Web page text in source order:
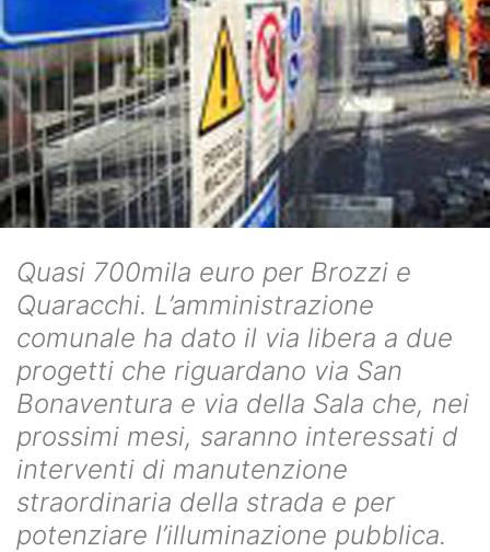
Quasi 700mila euro per Brozzi e
Quaracchi. L’amministrazione
comunale ha dato il via libera a due
progetti che riguardano via San
Bonaventura e via della Sala che, nei
prossimi mesi, saranno interessati d
interventi di manutenzione
straordinaria della strada e per
potenziare l’illuminazione pubblica.